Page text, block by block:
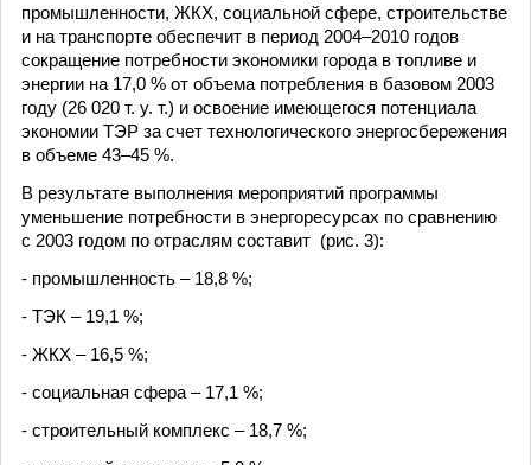
промышленности, ЖКХ, социальной сфере, строительстве
и на транспорте обеспечит в период 2004–2010 годов
сокращение потребности экономики города в топливе и
энергии на 17,0 % от объема потребления в базовом 2003
году (26 020 т. у. т.) и освоение имеющегося потенциала
экономии ТЭР за счет технологического энергосбережения
в объеме 43–45 %.
В результате выполнения мероприятий программы
уменьшение потребности в энергоресурсах по сравнению
с 2003 годом по отраслям составит (рис. 3):
- промышленность – 18,8 %;
- ТЭК – 19,1 %;
- ЖКХ – 16,5 %;
- cоциальная сфера – 17,1 %;
- cтроительный комплекс – 18,7 %;